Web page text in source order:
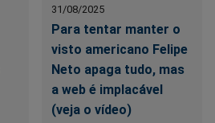
31/08/2025
Para tentar manter o
visto americano Felipe
Neto apaga tudo, mas
a web é implacável
(veja o vídeo)